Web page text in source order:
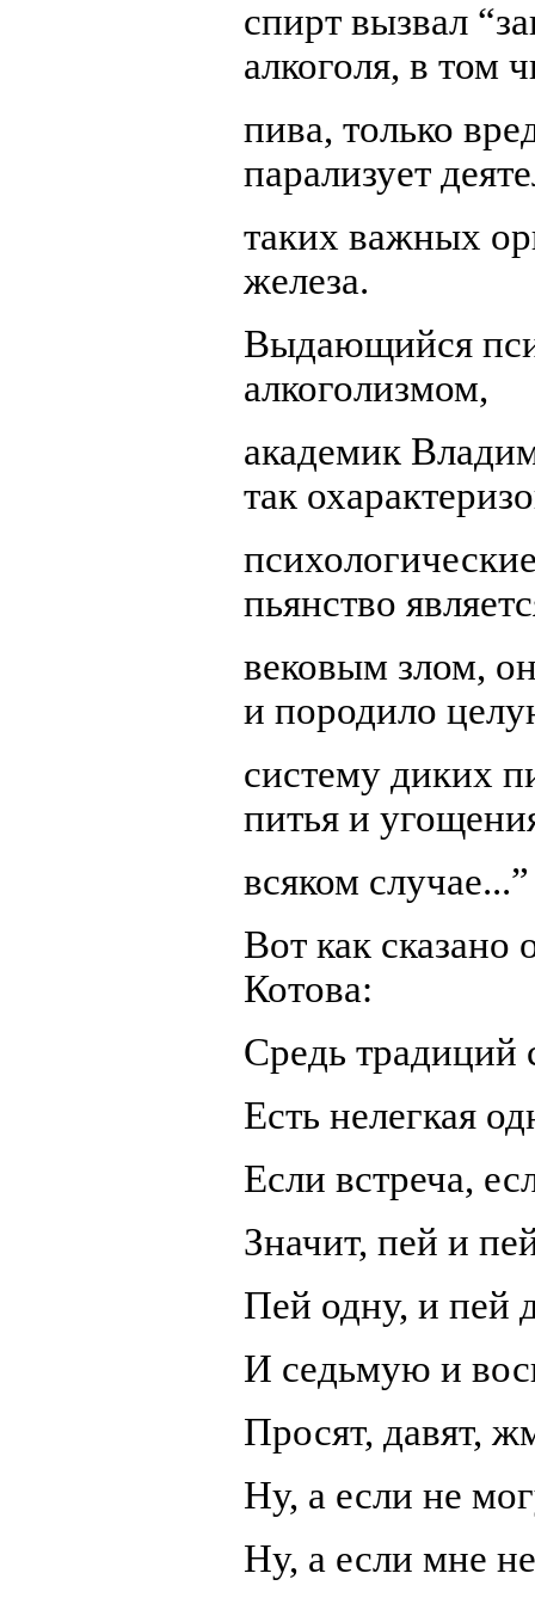
спирт вызвал
алкоголя, в том
пива, только
парализует
таких важных
железа.
Выдающийся
алкоголизмом,
академик
так
пьянство
вековым злом,
и породило
систему диких
питья и
всяком случае...”
Вот как сказано
Котова:
Средь традиций
Есть нелегкая
Если встреча,
Значит, пей и
Пей одну, и пей
И седьмую и
Просят, давят,
Ну, а если не
Ну, а если мне